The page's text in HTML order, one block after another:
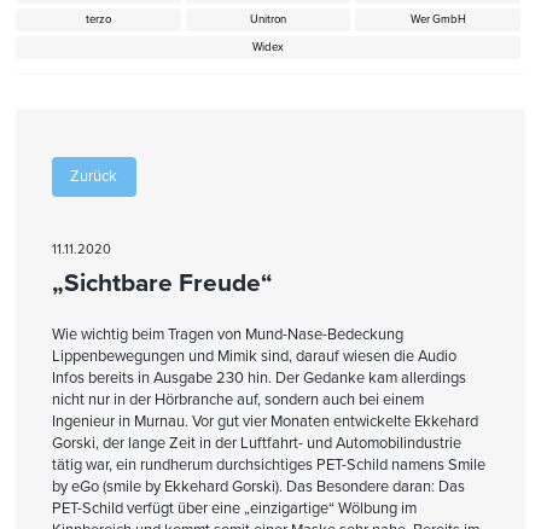
Zurück
11.11.2020
„Sichtbare Freude“
Wie wichtig beim Tragen von Mund-Nase-Bedeckung
Lippenbewegungen und Mimik sind, darauf wiesen die Audio
Infos bereits in Ausgabe 230 hin. Der Gedanke kam allerdings
nicht nur in der Hörbranche auf, sondern auch bei einem
Ingenieur in Murnau. Vor gut vier Monaten entwickelte Ekkehard
Gorski, der lange Zeit in der Luftfahrt- und Automobilindustrie
tätig war, ein rundherum durchsichtiges PET-Schild namens Smile
by eGo (smile by Ekkehard Gorski). Das Besondere daran: Das
PET-Schild verfügt über eine „einzigartige“ Wölbung im
terzo
Unitron
Wer GmbH
Widex